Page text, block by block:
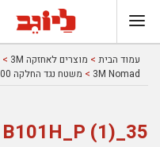
עמוד הבית > מוצרים לאחזקה 3M >
3M Nomad
> משטח נגד החלקה 5100 3M Safety-walk
35_B101H_P (1)